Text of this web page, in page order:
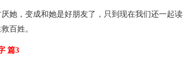
她，变成和她是好朋友了，只到现在我们还一起
百姓。
篇3